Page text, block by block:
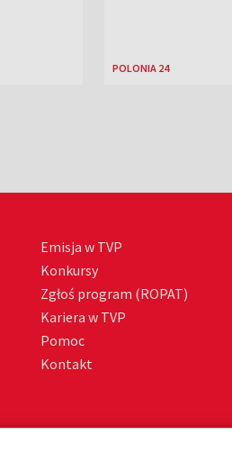
POLONIA 24
Emisja w TVP
Konkursy
Zgłoś program (ROPAT)
Kariera w TVP
Pomoc
Kontakt